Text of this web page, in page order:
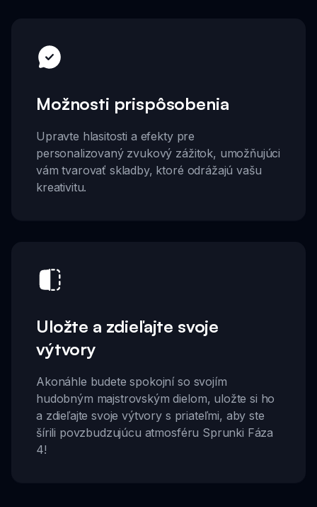
Možnosti prispôsobenia
Upravte hlasitosti a efekty pre
personalizovaný zvukový zážitok, umožňujúci
vám tvarovať skladby, ktoré odrážajú vašu
kreativitu.
Uložte a zdieľajte svoje
výtvory
Akonáhle budete spokojní so svojím
hudobným majstrovským dielom, uložte si ho
a zdieľajte svoje výtvory s priateľmi, aby ste
šírili povzbudzujúcu atmosféru Sprunki Fáza
4!